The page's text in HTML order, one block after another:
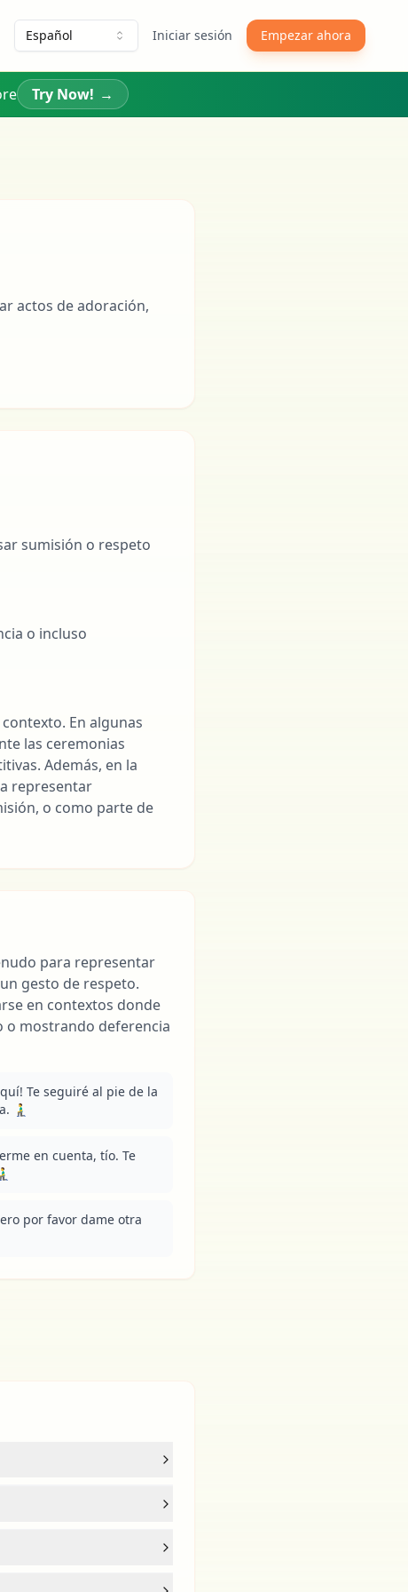
Español Iniciar sesión Empezar ahora
Try Now! →
actos de adoración,
sumisión o respeto
o incluso
En algunas
las ceremonias
Además, en la
representar
o como parte de
para representar
gesto de respeto.
en contextos donde
o mostrando deferencia
Te seguiré al pie de la
🧎‍♂️
en cuenta, tío. Te
por favor dame otra